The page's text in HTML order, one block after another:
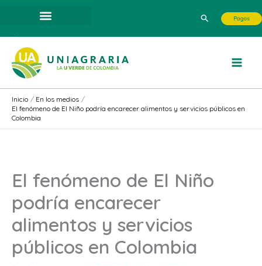
contenido
Buscar Pagos
Inicio
En los medios
El fenómeno de El Niño podría encarecer alimentos y servicios públicos en
Colombia
El fenómeno de El Niño
podría encarecer
alimentos y servicios
públicos en Colombia